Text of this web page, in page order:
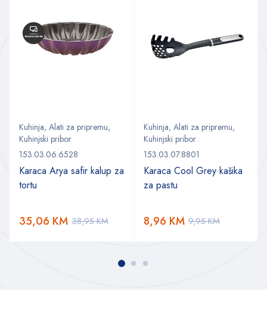
Kuhinja, Alati za pripremu,
Kuhinjski pribor
153.03.06.6528
Karaca Arya safir kalup za
tortu
38,95KM
35,06 KM
Kuhinja, Alati za pripremu,
Kuhinjski pribor
153.03.07.8801
Karaca Cool Grey kašika
za pastu
9,95KM
8,96 KM